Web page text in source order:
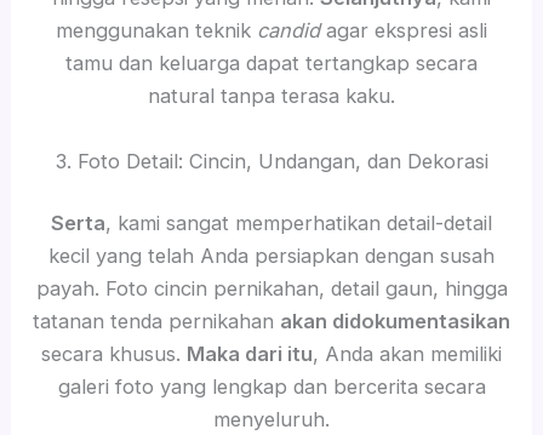
menggunakan teknik candidagar ekspresi asli
tamu dan keluarga dapat tertangkap secara
natural tanpa terasa kaku.
3. Foto Detail: Cincin, Undangan, dan Dekorasi
Serta, kami sangat memperhatikan detail-detail
kecil yang telah Anda persiapkan dengan susah
payah. Foto cincin pernikahan, detail gaun, hingga
tatanan tenda pernikahan akan didokumentasikan
secara khusus. Maka dari itu, Anda akan memiliki
galeri foto yang lengkap dan bercerita secara
menyeluruh.